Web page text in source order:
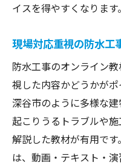
イスを得やすくなります。
現場対応重視の防水工
防水工事のオンライン
視した内容かどうかが
深谷市のように多様な
起こりうるトラブルや
解説した教材が有用で
は、動画・テキスト・